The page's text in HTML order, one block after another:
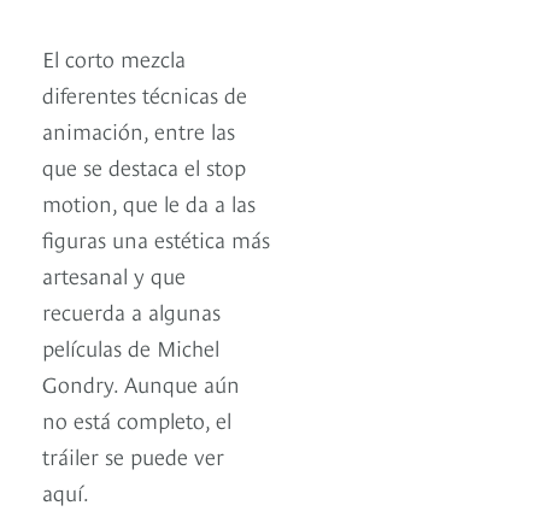
El corto mezcla
diferentes técnicas de
animación, entre las
que se destaca el stop
motion, que le da a las
figuras una estética más
artesanal y que
recuerda a algunas
películas de Michel
Gondry. Aunque aún
no está completo, el
tráiler se puede ver
aquí.